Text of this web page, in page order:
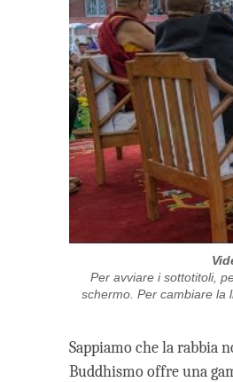
Per avviare i sottotitoli,
schermo. Per cambiare la
Sappiamo che la rabbia
Buddhismo offre una